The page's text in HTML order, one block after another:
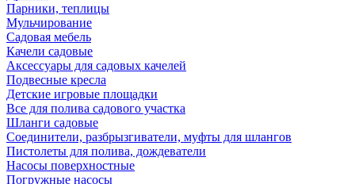
Парники, теплицы
Мульчирование
Садовая мебель
Качели садовые
Аксессуары для садовых качелей
Подвесные кресла
Детские игровые площадки
Все для полива садового участка
Шланги садовые
Соединители, разбрызгиватели, муфты для шлангов
Пистолеты для полива, дождеватели
Насосы поверхностные
Погружные насосы